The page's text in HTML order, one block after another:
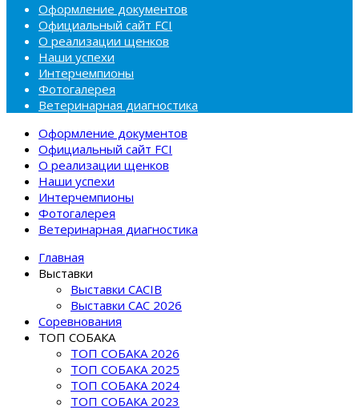
Оформление документов
Официальный сайт FCI
О реализации щенков
Наши успехи
Интерчемпионы
Фотогалерея
Ветеринарная диагностика
Оформление документов
Официальный сайт FCI
О реализации щенков
Наши успехи
Интерчемпионы
Фотогалерея
Ветеринарная диагностика
Главная
Выставки
Выставки CACIB
Выставки САС 2026
Соревнования
ТОП СОБАКА
ТОП СОБАКА 2026
ТОП СОБАКА 2025
ТОП СОБАКА 2024
ТОП СОБАКА 2023